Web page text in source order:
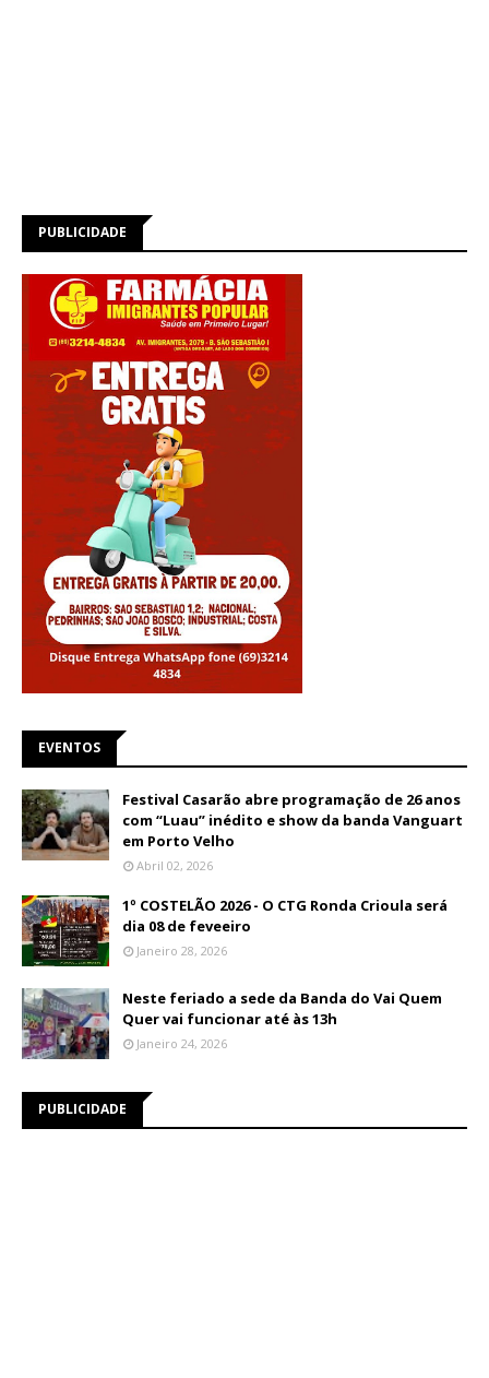
PUBLICIDADE
EVENTOS
Festival Casarão abre programação de 26 anos
com “Luau” inédito e show da banda Vanguart
em Porto Velho
Abril 02, 2026
1º COSTELÃO 2026 - O CTG Ronda Crioula será
dia 08 de feveeiro
Janeiro 28, 2026
Neste feriado a sede da Banda do Vai Quem
Quer vai funcionar até às 13h
Janeiro 24, 2026
PUBLICIDADE